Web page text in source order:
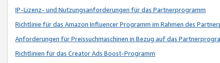
IP-Lizenz- und Nutzungsanforderungen für das Partnerprogramm
Richtlinie für das Amazon Influencer Programm im Rahmen des
Anforderungen für Preissuchmaschinen in Bezug auf das
Richtlinien für das Creator Ads Boost-Programm